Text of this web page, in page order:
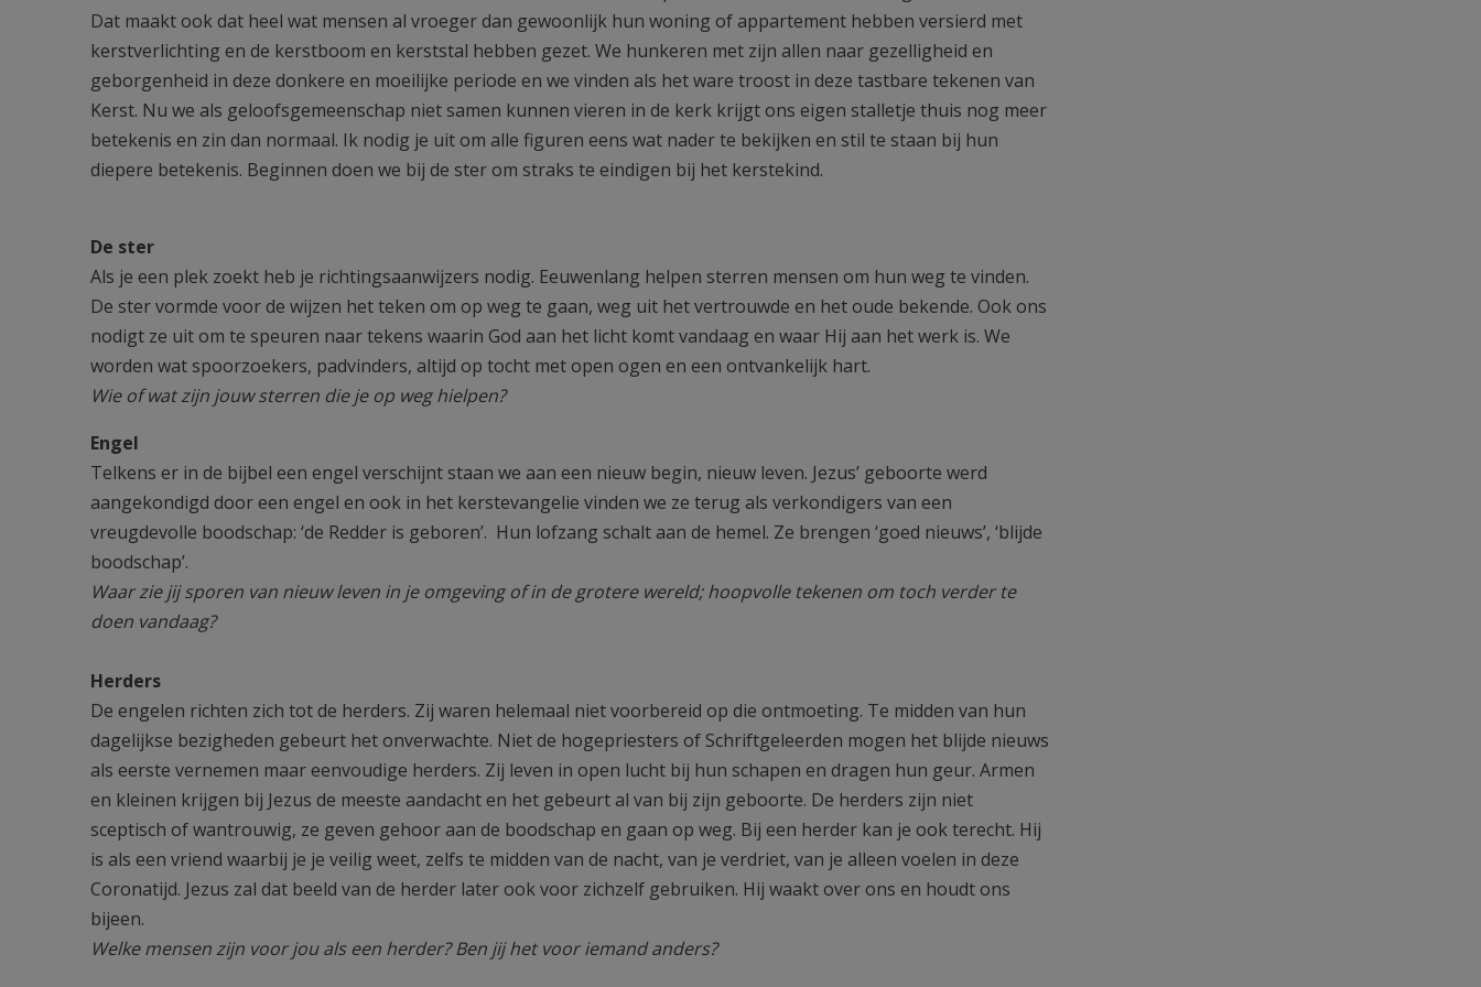
Dat maakt ook dat heel wat mensen al vroeger dan gewoonlijk hun woning of appartement hebben versierd met
kerstverlichting en de kerstboom en kerststal hebben gezet. We hunkeren met zijn allen naar gezelligheid en
geborgenheid in deze donkere en moeilijke periode en we vinden als het ware troost in deze tastbare tekenen van
Kerst. Nu we als geloofsgemeenschap niet samen kunnen vieren in de kerk krijgt ons eigen stalletje thuis nog meer
betekenis en zin dan normaal. Ik nodig je uit om alle figuren eens wat nader te bekijken en stil te staan bij hun
diepere betekenis. Beginnen doen we bij de ster om straks te eindigen bij het kerstekind.
De ster
Als je een plek zoekt heb je richtingsaanwijzers nodig. Eeuwenlang helpen sterren mensen om hun weg te vinden.
De ster vormde voor de wijzen het teken om op weg te gaan, weg uit het vertrouwde en het oude bekende. Ook ons
nodigt ze uit om te speuren naar tekens waarin God aan het licht komt vandaag en waar Hij aan het werk is. We
worden wat spoorzoekers, padvinders, altijd op tocht met open ogen en een ontvankelijk hart.
Wie of wat zijn jouw sterren die je op weg hielpen?
Engel
Telkens er in de bijbel een engel verschijnt staan we aan een nieuw begin, nieuw leven. Jezus’ geboorte werd
aangekondigd door een engel en ook in het kerstevangelie vinden we ze terug als verkondigers van een
vreugdevolle boodschap: ‘de Redder is geboren’. Hun lofzang schalt aan de hemel. Ze brengen ‘goed nieuws’, ‘blijde
boodschap’.
Waar zie jij sporen van nieuw leven in je omgeving of in de grotere wereld; hoopvolle tekenen om toch verder te
doen vandaag?
Herders
De engelen richten zich tot de herders. Zij waren helemaal niet voorbereid op die ontmoeting. Te midden van hun
dagelijkse bezigheden gebeurt het onverwachte. Niet de hogepriesters of Schriftgeleerden mogen het blijde nieuws
als eerste vernemen maar eenvoudige herders. Zij leven in open lucht bij hun schapen en dragen hun geur. Armen
en kleinen krijgen bij Jezus de meeste aandacht en het gebeurt al van bij zijn geboorte. De herders zijn niet
sceptisch of wantrouwig, ze geven gehoor aan de boodschap en gaan op weg. Bij een herder kan je ook terecht. Hij
is als een vriend waarbij je je veilig weet, zelfs te midden van de nacht, van je verdriet, van je alleen voelen in deze
Coronatijd. Jezus zal dat beeld van de herder later ook voor zichzelf gebruiken. Hij waakt over ons en houdt ons
bijeen.
Welke mensen zijn voor jou als een herder? Ben jij het voor iemand anders?